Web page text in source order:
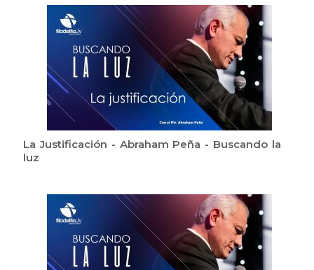
La Justificación - Abraham Peña - Buscando la
luz